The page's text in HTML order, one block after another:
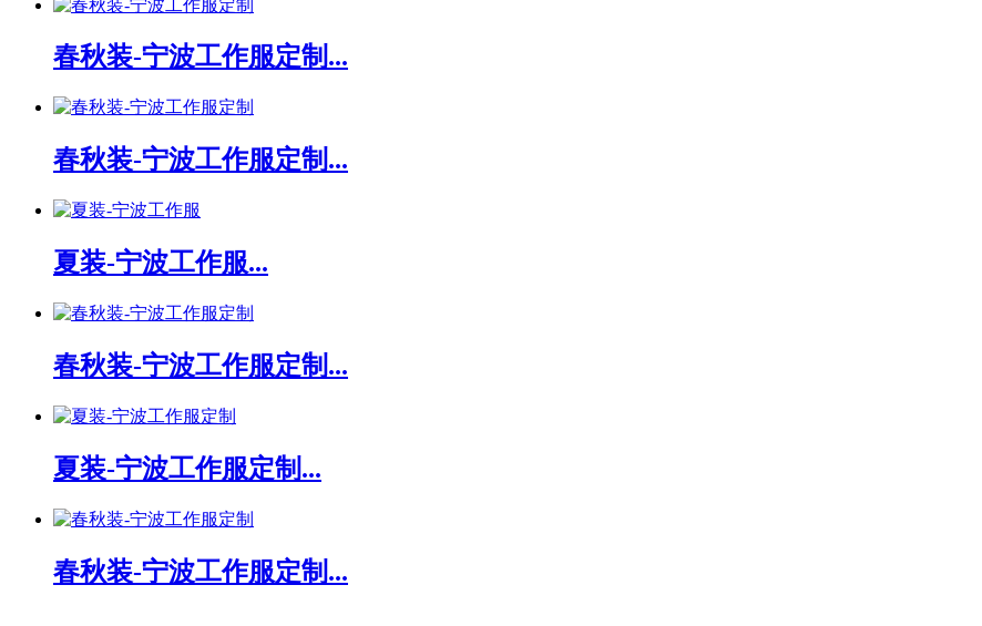
春秋装-宁波工作服定制...
春秋装-宁波工作服定制...
夏装-宁波工作服...
春秋装-宁波工作服定制...
夏装-宁波工作服定制...
春秋装-宁波工作服定制...